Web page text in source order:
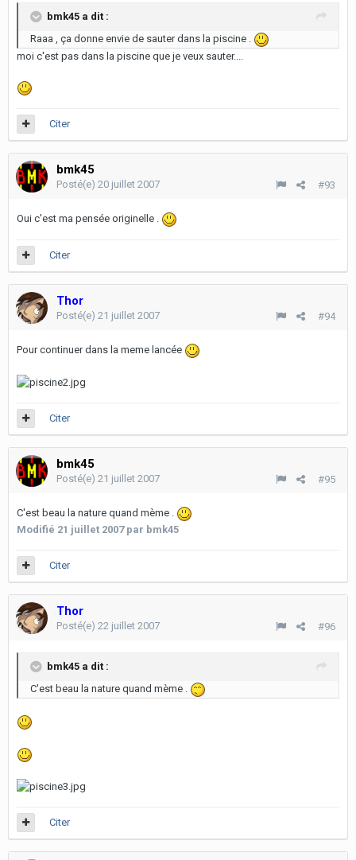
bmk45 a dit :
Raaa , ça donne envie de sauter dans la piscine .
moi c'est pas dans la piscine que je veux sauter....
Citer
bmk45
#93
Posté(e) 20 juillet 2007
Oui c'est ma pensée originelle .
Citer
Thor
#94
Posté(e) 21 juillet 2007
Pour continuer dans la meme lancée
Citer
bmk45
#95
Posté(e) 21 juillet 2007
C'est beau la nature quand mème .
Modifié 21 juillet 2007par bmk45
Citer
Thor
#96
Posté(e) 22 juillet 2007
bmk45 a dit :
C'est beau la nature quand mème .
Citer